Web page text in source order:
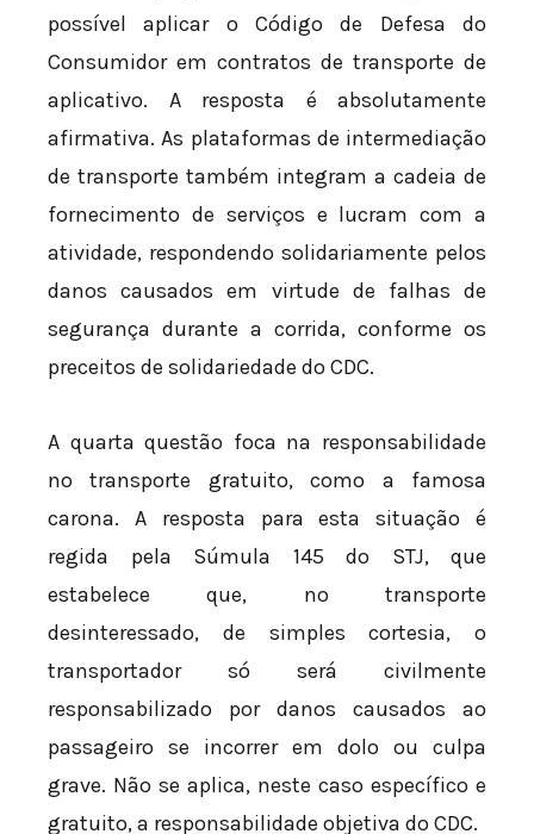
possível aplicar o Código de Defesa do
Consumidor em contratos de transporte de
aplicativo. A resposta é absolutamente
afirmativa. As plataformas de intermediação
de transporte também integram a cadeia de
fornecimento de serviços e lucram com a
atividade, respondendo solidariamente pelos
danos causados em virtude de falhas de
segurança durante a corrida, conforme os
preceitos de solidariedade do CDC.
A quarta questão foca na responsabilidade
no transporte gratuito, como a famosa
carona. A resposta para esta situação é
regida pela Súmula 145 do STJ, que
estabelece que, no transporte
desinteressado, de simples cortesia, o
transportador só será civilmente
responsabilizado por danos causados ao
passageiro se incorrer em dolo ou culpa
grave. Não se aplica, neste caso específico e
gratuito, a responsabilidade objetiva do CDC.